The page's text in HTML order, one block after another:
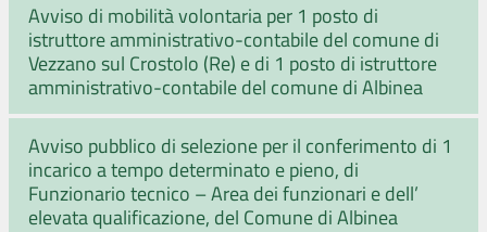
Avviso di mobilità volontaria per 1 posto di
istruttore amministrativo-contabile del comune di
Vezzano sul Crostolo (Re) e di 1 posto di istruttore
amministrativo-contabile del comune di Albinea
Avviso pubblico di selezione per il conferimento di 1
incarico a tempo determinato e pieno, di
Funzionario tecnico – Area dei funzionari e dell’
elevata qualificazione, del Comune di Albinea